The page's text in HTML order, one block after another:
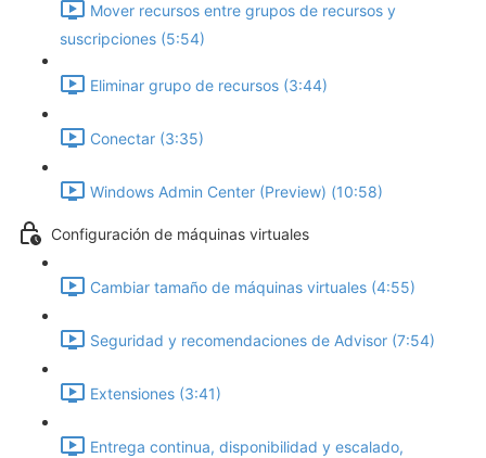
Mover recursos entre grupos de recursos y
suscripciones (5:54)
Eliminar grupo de recursos (3:44)
Conectar (3:35)
Windows Admin Center (Preview) (10:58)
Configuración de máquinas virtuales
Cambiar tamaño de máquinas virtuales (4:55)
Seguridad y recomendaciones de Advisor (7:54)
Extensiones (3:41)
Entrega continua, disponibilidad y escalado,